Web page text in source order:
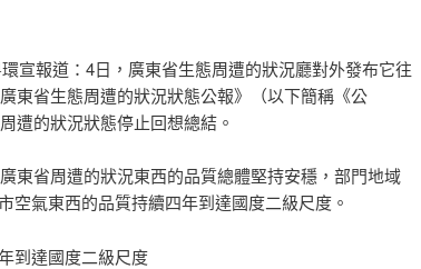
宣報道：4日，廣東省生態周遭的狀況廳對外發布它往
東省生態周遭的狀況狀態公報》（以下簡稱《公
遭的狀況狀態停止回想總結。
東省周遭的狀況東西的品質總體堅持安穩，部門地域
空氣東西的品質持續四年到達國度二級尺度。
到達國度二級尺度